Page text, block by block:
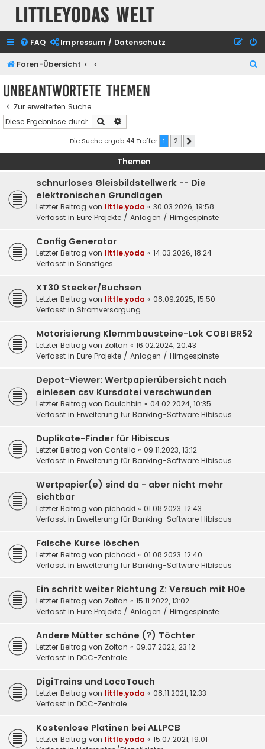
Littleyodas Welt
FAQ Impressum / Datenschutz
Foren-Übersicht
Unbeantwortete Themen
Zur erweiterten Suche
Suche
Die Suche ergab 44 Treffer 1 2
Themen
schnurloses Gleisbildstellwerk -- Die
elektronischen Grundlagen
Letzter Beitrag von little.yoda « 30.03.2026, 19:58
Verfasst in Eure Projekte / Anlagen / Hirngespinste
Config Generator
Letzter Beitrag von little.yoda « 14.03.2026, 18:24
Verfasst in Sonstiges
XT30 Stecker/Buchsen
Letzter Beitrag von little.yoda « 08.09.2025, 15:50
Verfasst in Stromversorgung
Motorisierung Klemmbausteine-Lok COBI BR52
Letzter Beitrag von Zoltan « 16.02.2024, 20:43
Verfasst in Eure Projekte / Anlagen / Hirngespinste
Depot-Viewer: Wertpapierübersicht nach
einlesen csv Kursdatei verschwunden
Letzter Beitrag von DauIchbin « 04.02.2024, 10:35
Verfasst in Erweiterung für Banking-Software Hibiscus
Duplikate-Finder für Hibiscus
Letzter Beitrag von Cantello « 09.11.2023, 13:12
Verfasst in Erweiterung für Banking-Software Hibiscus
Wertpapier(e) sind da - aber nicht mehr
sichtbar
Letzter Beitrag von pichocki « 01.08.2023, 12:43
Verfasst in Erweiterung für Banking-Software Hibiscus
Falsche Kurse löschen
Letzter Beitrag von pichocki « 01.08.2023, 12:40
Verfasst in Erweiterung für Banking-Software Hibiscus
Ein schritt weiter Richtung Z: Versuch mit H0e
Letzter Beitrag von Zoltan « 15.11.2022, 13:02
Verfasst in Eure Projekte / Anlagen / Hirngespinste
Andere Mütter schöne (?) Töchter
Letzter Beitrag von Zoltan « 09.07.2022, 23:12
Verfasst in DCC-Zentrale
DigiTrains und LocoTouch
Letzter Beitrag von little.yoda « 08.11.2021, 12:33
Verfasst in DCC-Zentrale
Kostenlose Platinen bei ALLPCB
Letzter Beitrag von little.yoda « 15.07.2021, 19:01